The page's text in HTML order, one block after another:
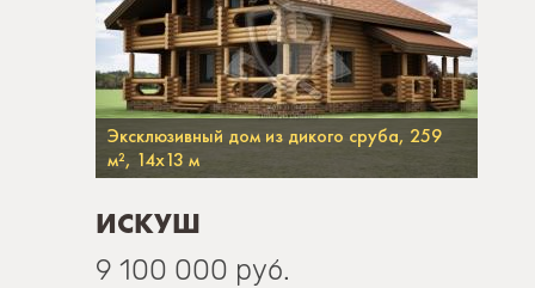
Эксклюзивный дом из дикого сруба, 259
м², 14х13 м
ИСКУШ
9 100 000 руб.